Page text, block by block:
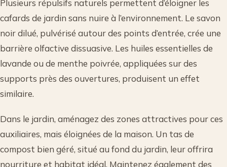
Plusieurs répulsifs naturels permettent d’éloigner les
cafards de jardin sans nuire à l’environnement. Le savon
noir dilué, pulvérisé autour des points d’entrée, crée une
barrière olfactive dissuasive. Les huiles essentielles de
lavande ou de menthe poivrée, appliquées sur des
supports près des ouvertures, produisent un effet
similaire.
Dans le jardin, aménagez des zones attractives pour ces
auxiliaires, mais éloignées de la maison. Un tas de
compost bien géré, situé au fond du jardin, leur offrira
nourriture et habitat idéal. Maintenez également des